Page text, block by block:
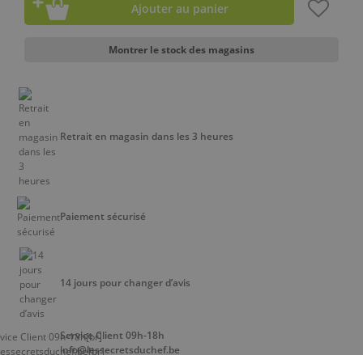
Ajouter au panier
Montrer le stock des magasins
Retrait en magasin dans les 3 heures
Paiement sécurisé
14 jours pour changer d’avis
Service Client 09h-18h
info@lessecretsduchef.be